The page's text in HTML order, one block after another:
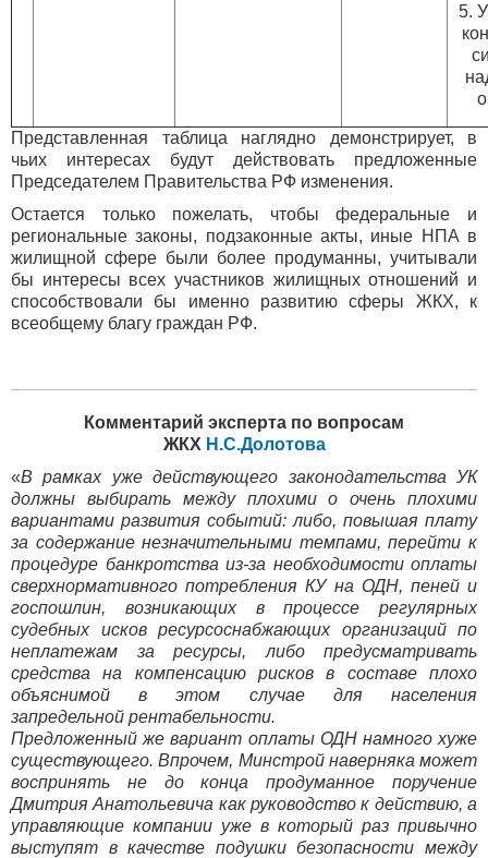
5.
Представленная таблица наглядно демонстрирует, в
чьих интересах будут действовать предложенные
Председателем Правительства РФ изменения.
Остается только пожелать, чтобы федеральные и
региональные законы, подзаконные акты, иные НПА в
жилищной сфере были более продуманны, учитывали
бы интересы всех участников жилищных отношений и
способствовали бы именно развитию сферы ЖКХ, к
всеобщему благу граждан РФ.
Комментарий эксперта по вопросам
ЖКХ Н.С.Долотова
«В рамках уже действующего законодательства УК
должны выбирать между плохими о очень плохими
вариантами развития событий: либо, повышая плату
за содержание незначительными темпами, перейти к
процедуре банкротства из-за необходимости оплаты
сверхнормативного потребления КУ на ОДН, пеней и
госпошлин, возникающих в процессе регулярных
судебных исков ресурсоснабжающих организаций по
неплатежам за ресурсы, либо предусматривать
средства на компенсацию рисков в составе плохо
объяснимой в этом случае для населения
запредельной рентабельности.
Предложенный же вариант оплаты ОДН намного хуже
существующего. Впрочем, Минстрой наверняка может
воспринять не до конца продуманное поручение
Дмитрия Анатольевича как руководство к действию, а
управляющие компании уже в который раз привычно
выступят в качестве подушки безопасности между